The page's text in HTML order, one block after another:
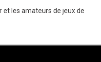
et les amateurs de jeux de